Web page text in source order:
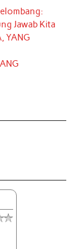
Jawab Kita
YANG